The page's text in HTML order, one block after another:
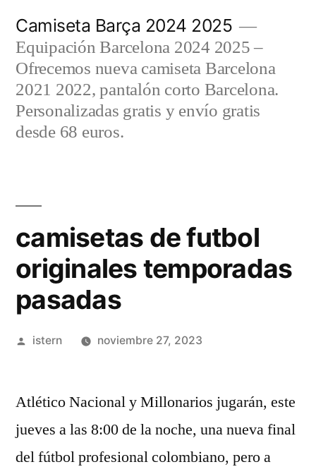
contenido
Camiseta Barça 2024 2025
Equipación Barcelona 2024 2025 –
Ofrecemos nueva camiseta Barcelona
2021 2022, pantalón corto Barcelona.
Personalizadas gratis y envío gratis
desde 68 euros.
camisetas de futbol
originales temporadas
pasadas
Publicado
istern noviembre 27, 2023
Atlético Nacional y Millonarios jugarán, este
jueves a las 8:00 de la noche, una nueva final
del fútbol profesional colombiano, pero a